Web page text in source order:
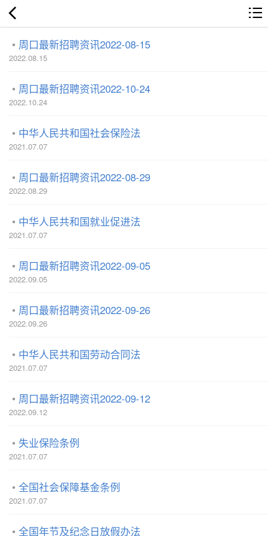
周口最新招聘资讯2022-08-15
2022.08.15
周口最新招聘资讯2022-10-24
2022.10.24
中华人民共和国社会保险法
2021.07.07
周口最新招聘资讯2022-08-29
2022.08.29
中华人民共和国就业促进法
2021.07.07
周口最新招聘资讯2022-09-05
2022.09.05
周口最新招聘资讯2022-09-26
2022.09.26
中华人民共和国劳动合同法
2021.07.07
周口最新招聘资讯2022-09-12
2022.09.12
失业保险条例
2021.07.07
全国社会保障基金条例
2021.07.07
全国年节及纪念日放假办法